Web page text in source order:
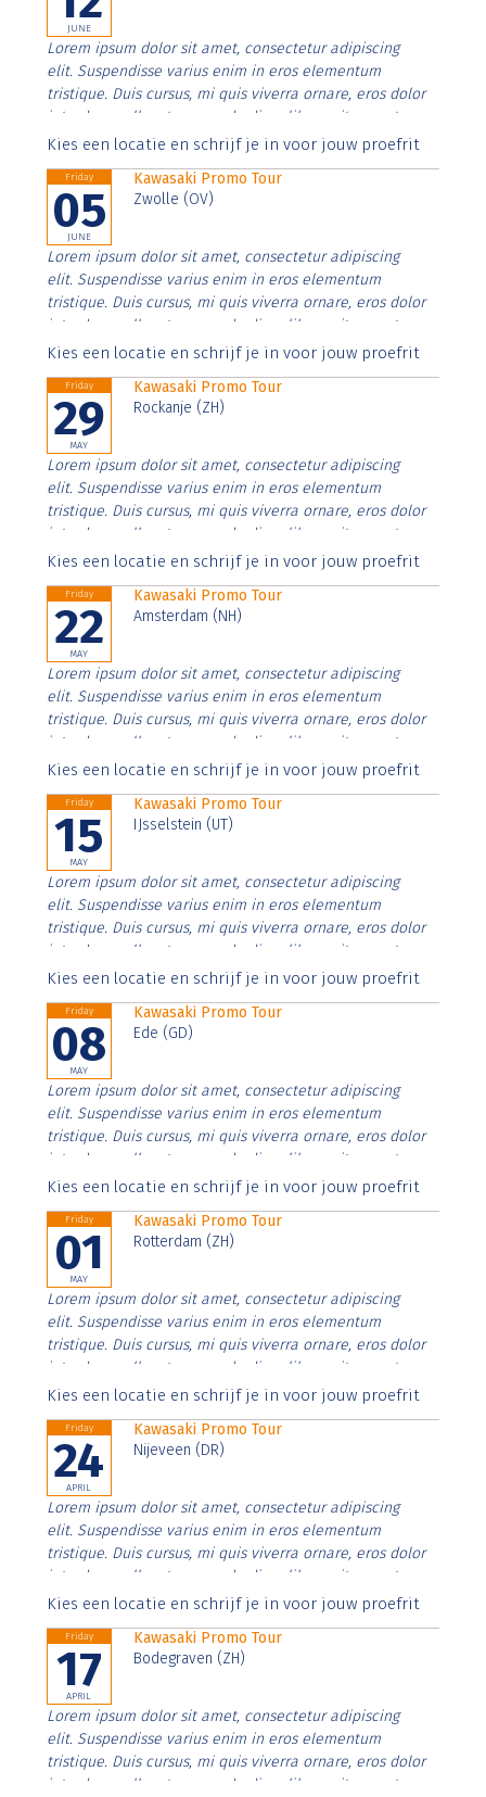
JUNE
Lorem ipsum dolor sit amet, consectetur adipiscing
elit. Suspendisse varius enim in eros elementum
tristique. Duis cursus, mi quis viverra ornare, eros dolor
interdum nulla, ut commodo diam libero vitae erat.
Aenean faucibus nibh et justo cursus id rutrum lorem
Kies een locatie en schrijf je in voor jouw proefrit
Friday
05
JUNE
Kawasaki Promo Tour
Zwolle (OV)
Lorem ipsum dolor sit amet, consectetur adipiscing
elit. Suspendisse varius enim in eros elementum
tristique. Duis cursus, mi quis viverra ornare, eros dolor
interdum nulla, ut commodo diam libero vitae erat.
Aenean faucibus nibh et justo cursus id rutrum lorem
Kies een locatie en schrijf je in voor jouw proefrit
Friday
29
MAY
Kawasaki Promo Tour
Rockanje (ZH)
Lorem ipsum dolor sit amet, consectetur adipiscing
elit. Suspendisse varius enim in eros elementum
tristique. Duis cursus, mi quis viverra ornare, eros dolor
interdum nulla, ut commodo diam libero vitae erat.
Aenean faucibus nibh et justo cursus id rutrum lorem
Kies een locatie en schrijf je in voor jouw proefrit
Friday
22
MAY
Kawasaki Promo Tour
Amsterdam (NH)
Lorem ipsum dolor sit amet, consectetur adipiscing
elit. Suspendisse varius enim in eros elementum
tristique. Duis cursus, mi quis viverra ornare, eros dolor
interdum nulla, ut commodo diam libero vitae erat.
Aenean faucibus nibh et justo cursus id rutrum lorem
Kies een locatie en schrijf je in voor jouw proefrit
Friday
15
MAY
Kawasaki Promo Tour
IJsselstein (UT)
Lorem ipsum dolor sit amet, consectetur adipiscing
elit. Suspendisse varius enim in eros elementum
tristique. Duis cursus, mi quis viverra ornare, eros dolor
interdum nulla, ut commodo diam libero vitae erat.
Aenean faucibus nibh et justo cursus id rutrum lorem
Kies een locatie en schrijf je in voor jouw proefrit
Friday
08
MAY
Kawasaki Promo Tour
Ede (GD)
Lorem ipsum dolor sit amet, consectetur adipiscing
elit. Suspendisse varius enim in eros elementum
tristique. Duis cursus, mi quis viverra ornare, eros dolor
interdum nulla, ut commodo diam libero vitae erat.
Aenean faucibus nibh et justo cursus id rutrum lorem
Kies een locatie en schrijf je in voor jouw proefrit
Friday
01
MAY
Kawasaki Promo Tour
Rotterdam (ZH)
Lorem ipsum dolor sit amet, consectetur adipiscing
elit. Suspendisse varius enim in eros elementum
tristique. Duis cursus, mi quis viverra ornare, eros dolor
interdum nulla, ut commodo diam libero vitae erat.
Aenean faucibus nibh et justo cursus id rutrum lorem
Kies een locatie en schrijf je in voor jouw proefrit
Friday
24
APRIL
Kawasaki Promo Tour
Nijeveen (DR)
Lorem ipsum dolor sit amet, consectetur adipiscing
elit. Suspendisse varius enim in eros elementum
tristique. Duis cursus, mi quis viverra ornare, eros dolor
interdum nulla, ut commodo diam libero vitae erat.
Aenean faucibus nibh et justo cursus id rutrum lorem
Kies een locatie en schrijf je in voor jouw proefrit
Friday
17
APRIL
Kawasaki Promo Tour
Bodegraven (ZH)
Lorem ipsum dolor sit amet, consectetur adipiscing
elit. Suspendisse varius enim in eros elementum
tristique. Duis cursus, mi quis viverra ornare, eros dolor
interdum nulla, ut commodo diam libero vitae erat.